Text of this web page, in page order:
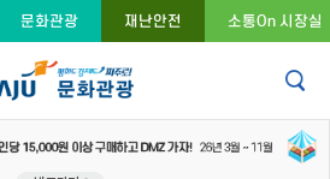
콘텐츠 바로가기
주메뉴 바로가기
푸터 바로가기
문화관광 재난안전 소통On 시장실